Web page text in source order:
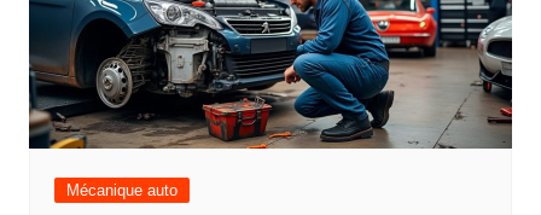
Mécanique auto